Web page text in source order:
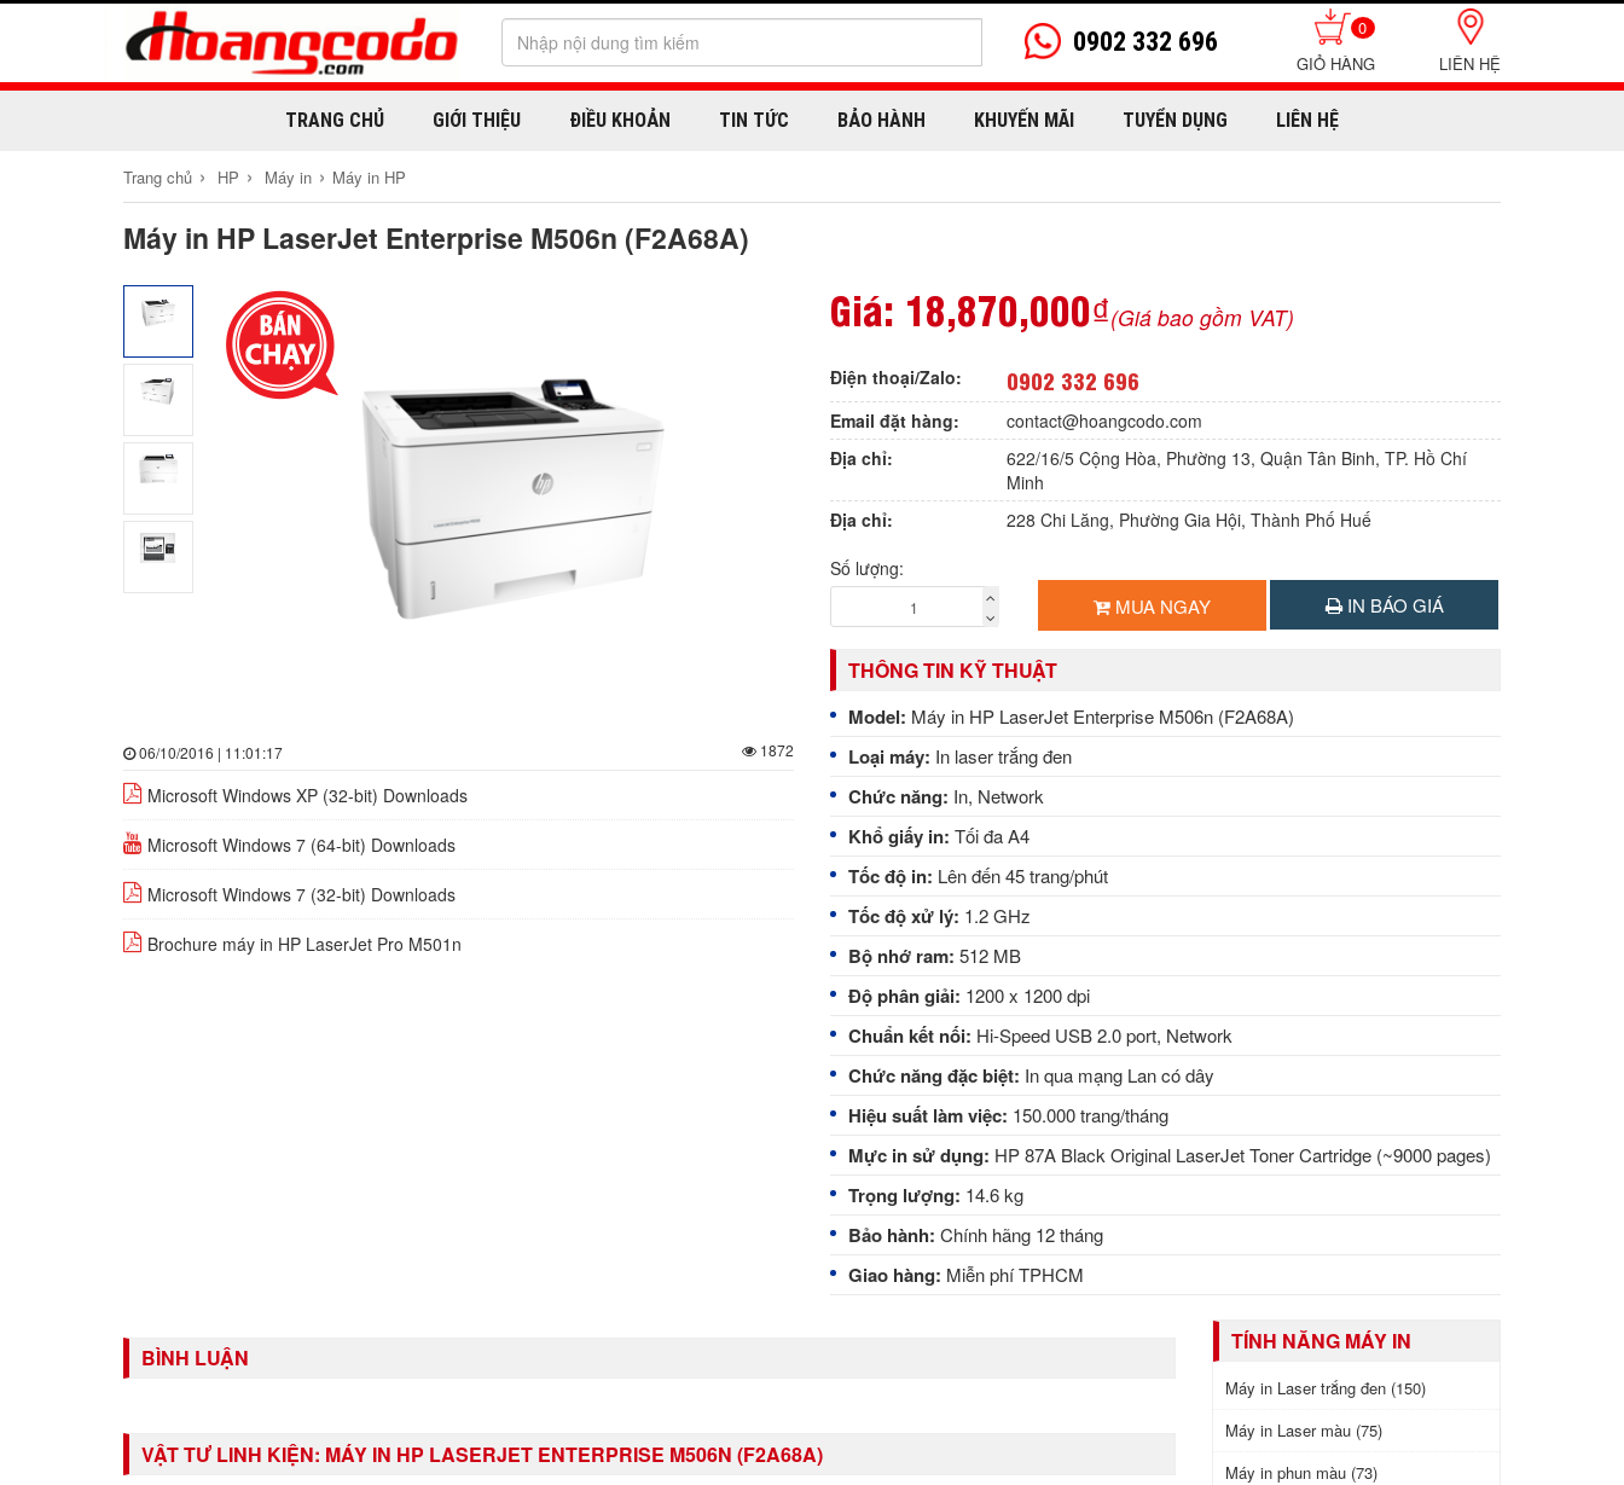
0
0902 332 696
LIÊN HỆ
TRANG CHỦ GIỚI THIỆU ĐIỀU KHOẢN TIN TỨC BẢO HÀNH KHUYẾN MÃI TUYỂN DỤNG LIÊN HỆ
Trang chủ › HP › Máy in › Máy in HP
Máy in HP LaserJet Enterprise M506n (F2A68A)
06/10/2016 | 11:01:17 1872
Microsoft Windows XP (32-bit) Downloads
Microsoft Windows 7 (64-bit) Downloads
Microsoft Windows 7 (32-bit) Downloads
Brochure máy in HP LaserJet Pro M501n
Giá: 18,870,000₫(Giá bao gồm VAT)
Điện thoại/Zalo: 0902 332 696
Email đặt hàng:
contact@hoangcodo.com
Địa chỉ:
622/16/5 Cộng Hòa, Phường 13, Quận Tân Binh, TP. Hồ Chí
Minh
Địa chỉ:
228 Chi Lăng, Phường Gia Hội, Thành Phố Huế
Số lượng:
MUA NGAY IN BÁO GIÁ
THÔNG TIN KỸ THUẬT
Model: Máy in HP LaserJet Enterprise M506n (F2A68A)
Loại máy: In laser trắng đen
Chức năng: In, Network
Khổ giấy in: Tối đa A4
Tốc độ in: Lên đến 45 trang/phút
Tốc độ xử lý: 1.2 GHz
Bộ nhớ ram: 512 MB
Độ phân giải: 1200 x 1200 dpi
Chuẩn kết nối: Hi-Speed ​​USB 2.0 port, Network
Chức năng đặc biệt: In qua mạng Lan có dây
Hiệu suất làm việc: 150.000 trang/tháng
Mực in sử dụng: HP 87A Black Original LaserJet Toner Cartridge (~9000 pages)
Trọng lượng: 14.6 kg
Bảo hành: Chính hãng 12 tháng
Giao hàng: Miễn phí TPHCM
BÌNH LUẬN
VẬT TƯ LINH KIỆN: MÁY IN HP LASERJET ENTERPRISE M506N (F2A68A)
TÍNH NĂNG MÁY IN
Máy in Laser trắng đen (150)
Máy in Laser màu (75)
Máy in phun màu (73)